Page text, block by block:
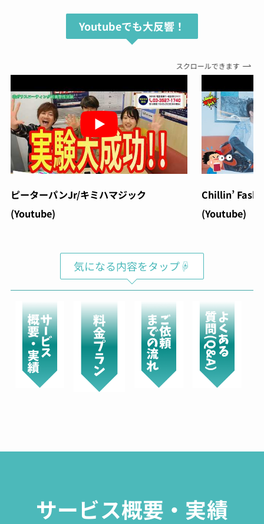
Youtubeでも大反響！
スクロールできます
ピーターパンJr/キミハマジック
(Youtube)
Chillin’
(Youtube)
気になる内容をタップ☟
サービス概要・実績